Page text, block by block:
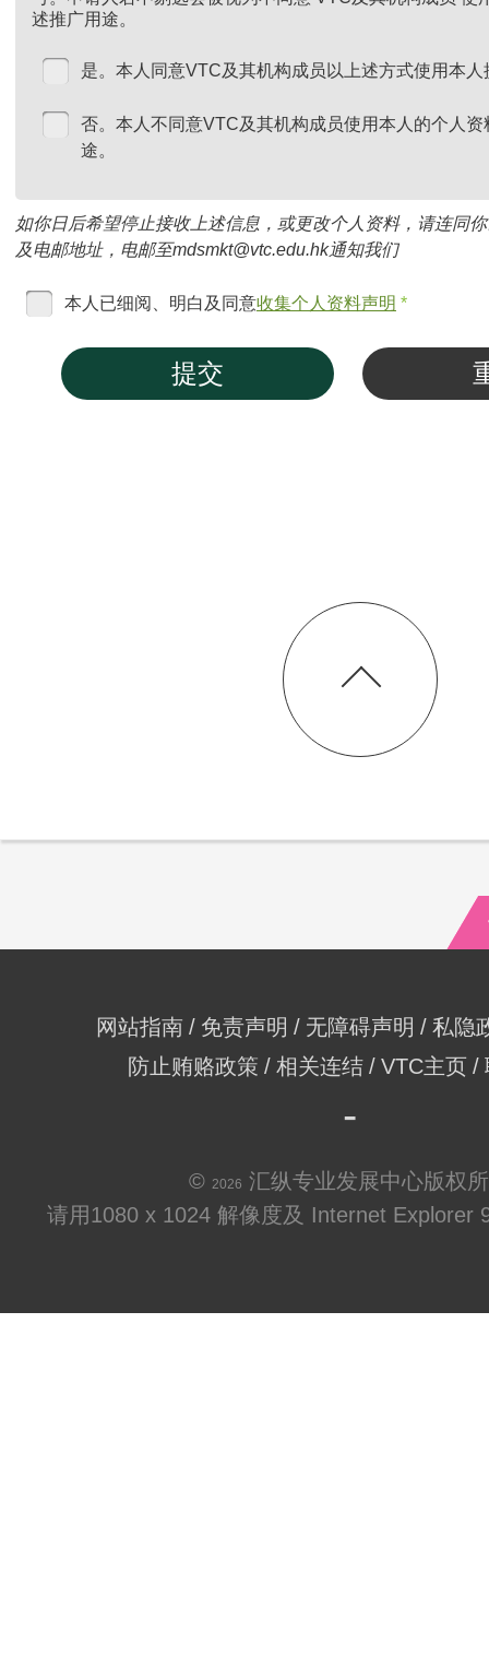
述推广用途。
是。本人同意VTC及其机构成员以上述方式使用本
否。本人不同意VTC及其机构成员使用本人的个人
途。
如你日后希望停止接收上述信息，或更改个人资料，请连同
及电邮地址，电邮至mdsmkt@vtc.edu.hk通知我们
本人已细阅、明白及同意收集个人资料声明 *
提交
网站指南 免责声明 无障碍声明
私隐
防止贿赂政策
相关连结 VTC主页
© 2026 汇纵专业发展中心版权
请用1080 x 1024 解像度及 Internet Explorer